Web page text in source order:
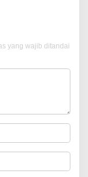
yang wajib ditandai